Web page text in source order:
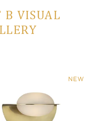
В VISUAL
NEW